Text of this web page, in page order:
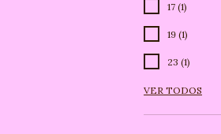
17 (1)
19 (1)
23 (1)
VER TODOS